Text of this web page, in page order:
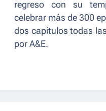
regreso con su
celebrar más de 300
dos capítulos todas
por A&E.